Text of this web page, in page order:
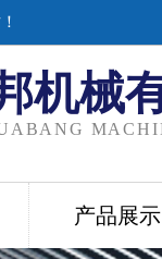
机械
产品展示